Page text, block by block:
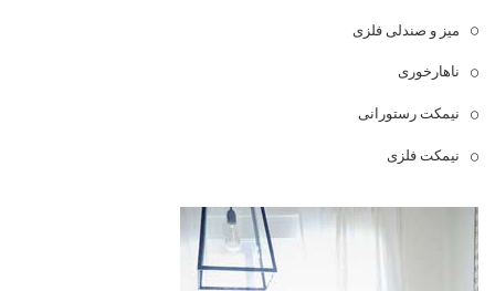
میز و صندلی فلزی
ناهارخوری
نیمکت رستورانی
نیمکت فلزی